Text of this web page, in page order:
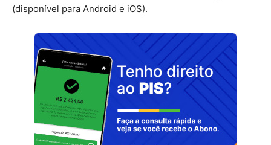
(disponível para Android e iOS).